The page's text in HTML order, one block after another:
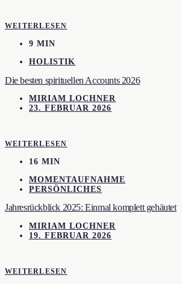
WEITERLESEN
9 MIN
HOLISTIK
Die besten spirituellen Accounts 2026
MIRIAM LOCHNER
23. FEBRUAR 2026
WEITERLESEN
16 MIN
MOMENTAUFNAHME
PERSÖNLICHES
Jahresrückblick 2025: Einmal komplett gehäutet
MIRIAM LOCHNER
19. FEBRUAR 2026
WEITERLESEN